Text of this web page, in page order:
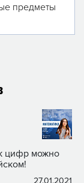
предметы
цифр можно
27.01.2021